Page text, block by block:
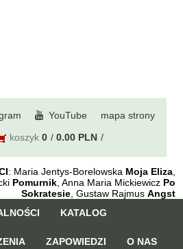
YouTube mapa strony
koszyk 0 0.00 PLN
: Maria Jentys-Borelowska Moja Eliza,
Pomurnik, Anna Maria Mickiewicz Po
Sokratesie, Gustaw Rajmus Angst
KATALOG
ZAPOWIEDZI O NAS